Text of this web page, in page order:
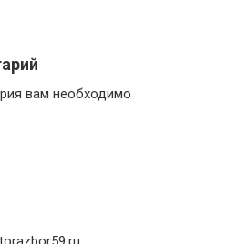
вам необходимо